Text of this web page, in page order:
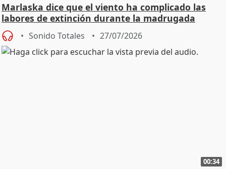
Marlaska dice que el viento ha complicado las
labores de extinción durante la madrugada
Sonido Totales 27/07/2026
00:34